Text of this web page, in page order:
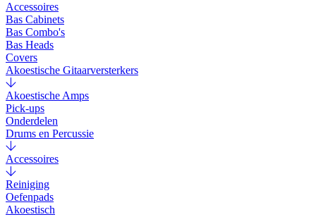
Accessoires
Bas Cabinets
Bas Combo's
Bas Heads
Covers
Akoestische Gitaarversterkers
Akoestische Amps
Pick-ups
Onderdelen
Drums en Percussie
Accessoires
Reiniging
Oefenpads
Akoestisch